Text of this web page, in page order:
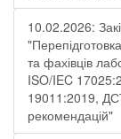
10.02.2026:
та фахівців
ISO/IEC
19011:2019,
рекомендацій"